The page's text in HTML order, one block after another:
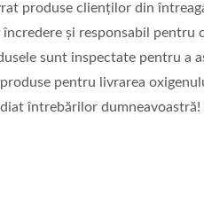
produse clienților din
și responsabil pentru
sunt inspectate pentru a
pentru livrarea
întrebărilor dumneavoastră!